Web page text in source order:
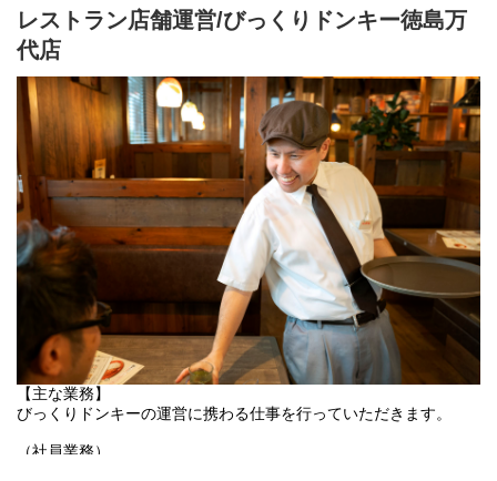
■キッチン業務
ハンバーグ等の調理業務・清掃業務
レストラン店舗運営/びっくりドンキー徳島万
代店
【主な業務】
びっくりドンキーの運営に携わる仕事を行っていただきます。
（社員業務）